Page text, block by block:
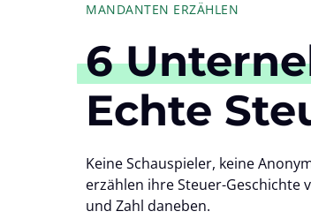
MANDANTEN ERZÄHLEN
6
Echte
Keine Schauspieler, keine
erzählen ihre Steuer-Geschichte
und Zahl daneben.